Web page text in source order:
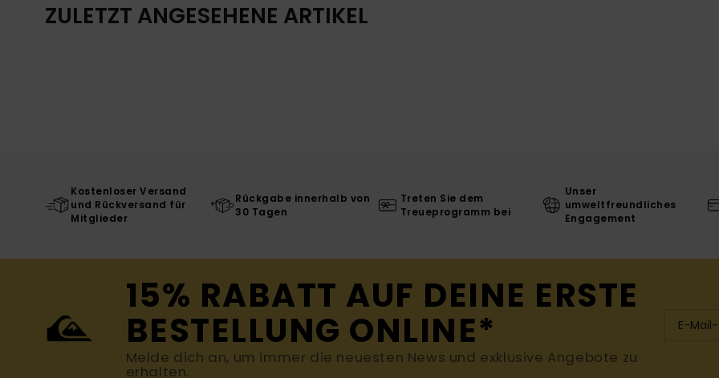
ZULETZT ANGESEHENE ARTIKEL
Kostenloser Versand
und Rückversand für
Mitglieder
Rückgabe innerhalb von
30 Tagen
Treten Sie dem
Treueprogramm bei
Unser
umweltfreundliches
Engagement
15% RABATT AUF DEINE ERSTE
BESTELLUNG ONLINE*
Melde dich an, um immer die neuesten News und exklusive Angebote zu
erhalten.